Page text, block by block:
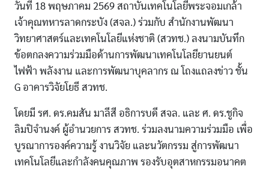
วันที่ 18 พฤษภาคม 2569 สถาบันเทคโนโลยีพระจอมเกล้า
เจ้าคุณทหารลาดกระบัง (สจล.) ร่วมกับ สำนักงานพัฒนา
วิทยาศาสตร์และเทคโนโลยีแห่งชาติ (สวทช.) ลงนามบันทึก
ข้อตกลงความร่วมมือด้านการพัฒนาเทคโนโลยียานยนต์
ไฟฟ้า พลังงาน และการพัฒนาบุคลากร ณ โถงแถลงข่าว ชั้น
G อาคารวิจัยโยธี สวทช.
โดยมี รศ. ดร.คมสัน มาลีสี อธิการบดี สจล. และ ศ. ดร.ชูกิจ
ลิมปิจำนงค์ ผู้อำนวยการ สวทช. ร่วมลงนามความร่วมมือ เพื่อ
บูรณาการองค์ความรู้ งานวิจัย และนวัตกรรม สู่การพัฒนา
เทคโนโลยีและกำลังคนคุณภาพ รองรับอุตสาหกรรมอนาคต